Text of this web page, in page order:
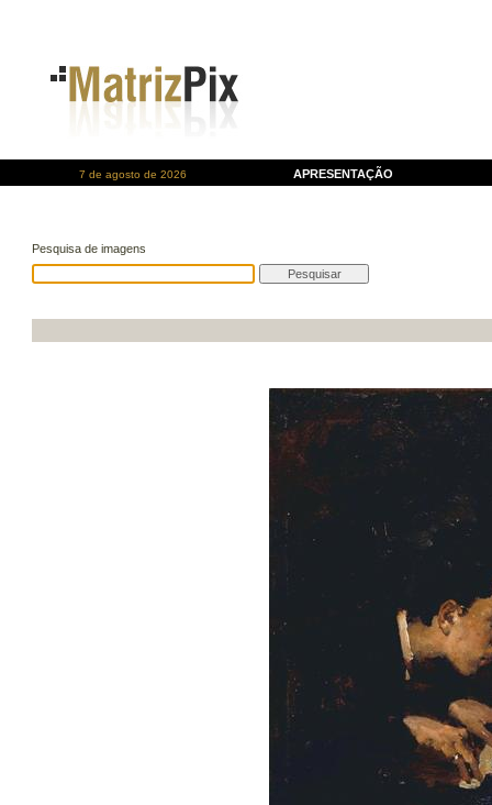
7 de agosto de 2026 APRESENTAÇÃO
Pesquisa de imagens